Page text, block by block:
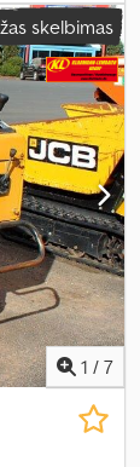
skelbimas
1 / 7